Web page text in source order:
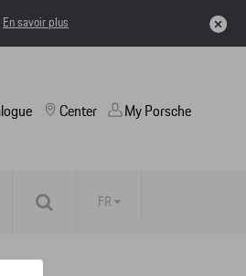
En savoir plus
Center My Porsche
FR